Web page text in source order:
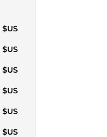
$US
$US
$US
$US
$US